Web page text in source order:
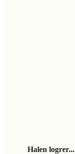
Halen logrer...